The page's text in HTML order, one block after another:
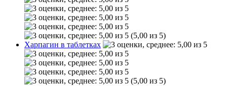
(5,00 из 5)
Харпагин в таблетках
(5,00 из 5)